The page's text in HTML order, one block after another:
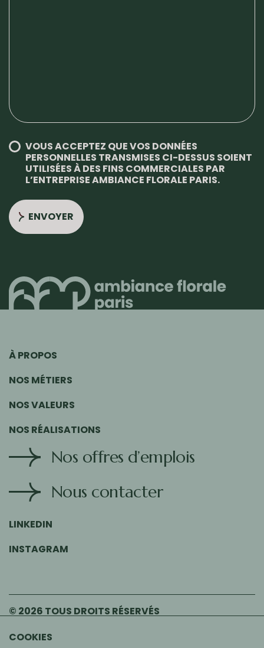
VOUS ACCEPTEZ QUE VOS DONNÉES
PERSONNELLES TRANSMISES CI-DESSUS SOIENT
UTILISÉES À DES FINS COMMERCIALES PAR
L’ENTREPRISE AMBIANCE FLORALE PARIS.
ENVOYER
À PROPOS
NOS MÉTIERS
NOS VALEURS
NOS RÉALISATIONS
Nos offres d’emplois
Nous contacter
LINKEDIN
INSTAGRAM
© 2026 TOUS DROITS RÉSERVÉS
MENTIONS LÉGALES
COOKIES